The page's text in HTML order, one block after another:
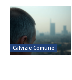
Calvizie Comune